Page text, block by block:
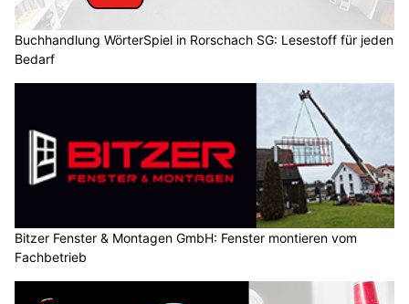
Buchhandlung WörterSpiel in Rorschach SG: Lesestoff für jeden
Bedarf
Bitzer Fenster & Montagen GmbH: Fenster montieren vom
Fachbetrieb